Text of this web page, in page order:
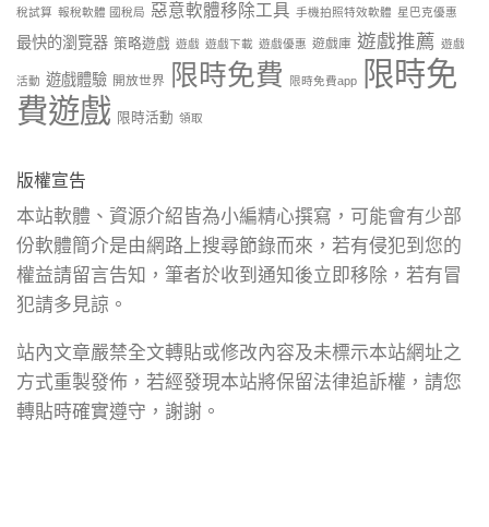
稅試算 報稅軟體 國稅局 惡意軟體移除工具 手機拍照特效軟體 星巴克優惠
最快的瀏覽器 策略遊戲 遊戲 遊戲下載 遊戲優惠 遊戲庫 遊戲推薦 遊戲
活動 遊戲體驗 開放世界 限時免費 限時免費app
限時免
費遊戲 限時活動 領取
版權宣告
本站軟體、資源介紹皆為小編精心撰寫，可能會有少部
份軟體簡介是由網路上搜尋節錄而來，若有侵犯到您的
權益請留言告知，筆者於收到通知後立即移除，若有冒
犯請多見諒。
站內文章嚴禁全文轉貼或修改內容及未標示本站網址之
方式重製發佈，若經發現本站將保留法律追訴權，請您
轉貼時確實遵守，謝謝。